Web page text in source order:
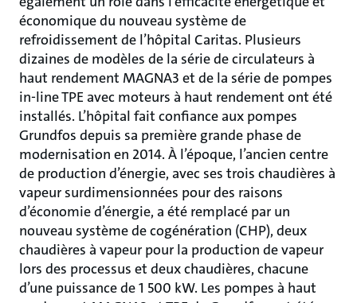
économique du nouveau système de
refroidissement de l’hôpital Caritas. Plusieurs
dizaines de modèles de la série de circulateurs à
haut rendement MAGNA3 et de la série de pompes
in-line TPE avec moteurs à haut rendement ont été
installés. L’hôpital fait confiance aux pompes
Grundfos depuis sa première grande phase de
modernisation en 2014. À l’époque, l’ancien centre
de production d’énergie, avec ses trois chaudières à
vapeur surdimensionnées pour des raisons
d’économie d’énergie, a été remplacé par un
nouveau système de cogénération (CHP), deux
chaudières à vapeur pour la production de vapeur
lors des processus et deux chaudières, chacune
d’une puissance de 1 500 kW. Les pompes à haut